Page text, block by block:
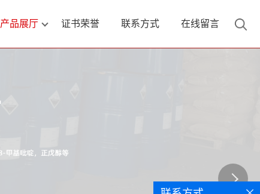
产品展厅 证书荣誉 联系方式 在线留言